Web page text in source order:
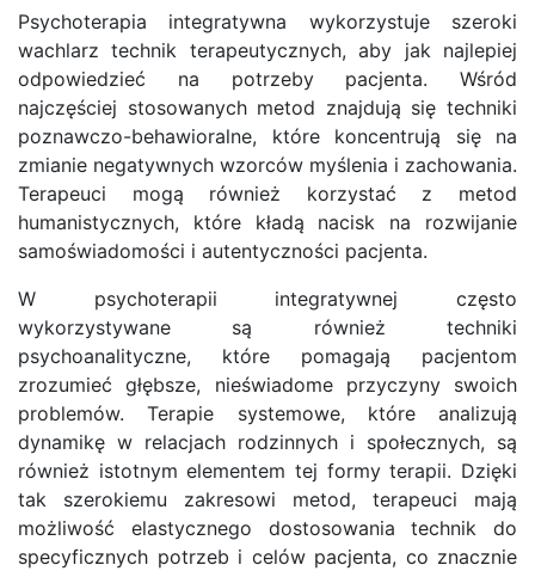
Psychoterapia integratywna wykorzystuje szeroki
wachlarz technik terapeutycznych, aby jak najlepiej
odpowiedzieć na potrzeby pacjenta. Wśród
najczęściej stosowanych metod znajdują się techniki
poznawczo-behawioralne, które koncentrują się na
zmianie negatywnych wzorców myślenia i zachowania.
Terapeuci mogą również korzystać z metod
humanistycznych, które kładą nacisk na rozwijanie
samoświadomości i autentyczności pacjenta.
W psychoterapii integratywnej często
wykorzystywane są również techniki
psychoanalityczne, które pomagają pacjentom
zrozumieć głębsze, nieświadome przyczyny swoich
problemów. Terapie systemowe, które analizują
dynamikę w relacjach rodzinnych i społecznych, są
również istotnym elementem tej formy terapii. Dzięki
tak szerokiemu zakresowi metod, terapeuci mają
możliwość elastycznego dostosowania technik do
specyficznych potrzeb i celów pacjenta, co znacznie